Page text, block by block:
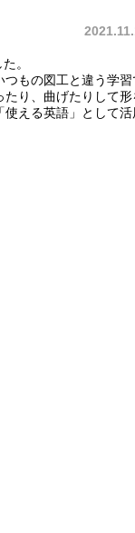
。
もの図工と違う学習
り、曲げたりして形
える英語」として活